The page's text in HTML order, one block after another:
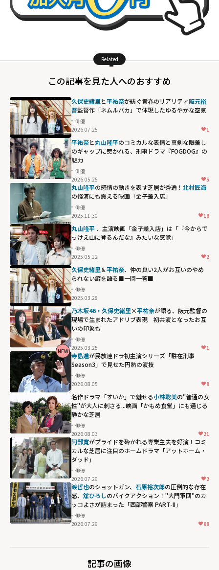
Related
この記事を見た人へのおすすめ
久保史緒里と平祐奈が紡ぐ青春のリアリティ――阪元裕
吾監督作「ネムルバカ」で体現したゆるやかな空気
俳優
2026.07.25
1
平祐奈と丸山隆平のコミカルな表情と真剣な眼差し
のギャップに惹かれる、刑事ドラマ『FOGDOG』の
魅力
俳優
2026.05.25
5
丸山隆平の感情の動きを表す芝居が秀逸！ 北村匠海
の怪演にも震える映画「金子差入店」
俳優
2025.11.30
18
丸山隆平、主演映画「金子差入店」は「『今からで
っけえ山に登るんだな』みたいな感覚」
俳優
2025.05.12
2
久保史緒里＆平祐奈、仲の良い2人がお互いのやめ
られない癖を語る■一問一答■
俳優
2025.03.28
乃木坂46・久保史緒里×平祐奈が語る、阪元監督の
現場で生まれたアドリブ表現 初共演となったお互
いの印象も
俳優
2025.03.25
1
寺島進が民放連ドラ初主演シリーズ「駐在刑事
Season3」で見せた円熟の演技
俳優
2026.08.05
9
NEW
名作ドラマ「すいか」で魅せる小林聡美の"普通の女
性"が大人に刺さる...映画「かもめ食堂」にも通じる
静かな芝居
俳優
2026.08.03
21
阿部寛がプライドを砕かれる専業主夫を好演！コミ
カルな芝居に注目のホームドラマ「アットホーム・
ダッド」
俳優
2026.07.29
2
渡哲也のショットガン、 石原裕次郎の圧倒的な存在
感、 舘ひろしのバイクアクション！"大門軍団"のカ
ッコよさが詰まった「西部警察 PART-II」
俳優
2026.07.29
69
記事の画像